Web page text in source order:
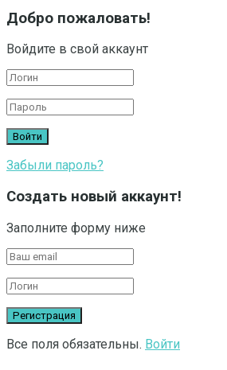
Добро пожаловать!
Войдите в свой аккаунт
Забыли пароль?
Создать новый аккаунт!
Заполните форму ниже
Все поля обязательны. Войти